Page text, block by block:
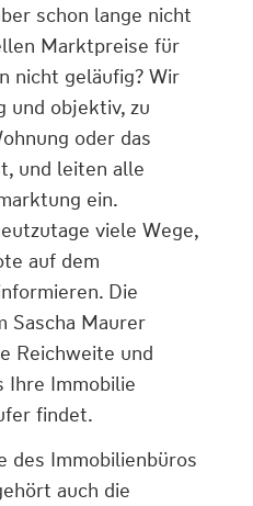
schon lange nicht
Marktpreise für
nicht geläufig? Wir
und objektiv, zu
oder das
und leiten alle
ein.
viele Wege,
auf dem
Die
Sascha Maurer
Reichweite und
Ihre Immobilie
findet.
des Immobilienbüros
auch die